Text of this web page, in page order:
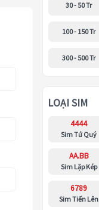
30 - 50 Tr
100 - 150 Tr
300 - 500 Tr
LOẠI SIM
4444
Sim Tứ Quý
AA.BB
Sim Lặp Kép
6789
Sim Tiến Lên